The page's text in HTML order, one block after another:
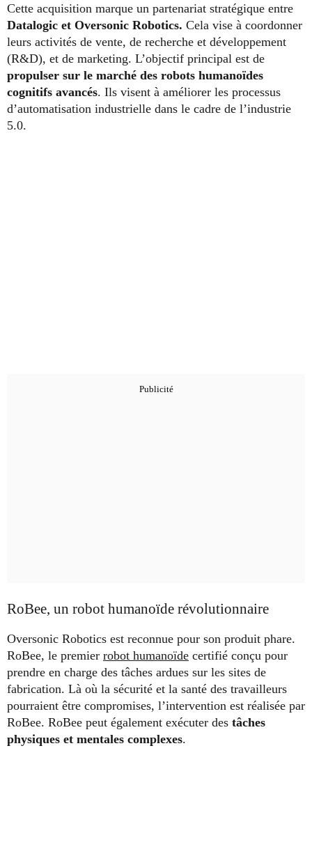
Cette acquisition marque un partenariat stratégique entre
Datalogic et Oversonic Robotics. Cela vise à coordonner
leurs activités de vente, de recherche et développement
(R&D), et de marketing. L’objectif principal est de
propulser sur le marché des robots humanoïdes
cognitifs avancés. Ils visent à améliorer les processus
d’automatisation industrielle dans le cadre de l’industrie
5.0.
RoBee, un robot humanoïde révolutionnaire
Oversonic Robotics est reconnue pour son produit phare.
RoBee, le premier robot humanoïde certifié conçu pour
prendre en charge des tâches ardues sur les sites de
fabrication. Là où la sécurité et la santé des travailleurs
pourraient être compromises, l’intervention est réalisée par
RoBee. RoBee peut également exécuter des tâches
physiques et mentales complexes.